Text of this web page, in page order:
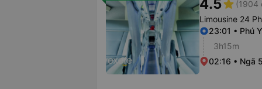
4.5star (1904
Limousine 24
23:01 • Phú
3h15m
02:16 • Ngã